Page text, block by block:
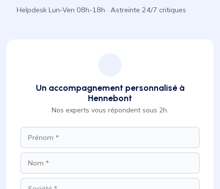
Helpdesk Lun-Ven 08h-18h · Astreinte 24/7 critiques
Un accompagnement personnalisé à
Hennebont
Nos experts vous répondent sous 2h.